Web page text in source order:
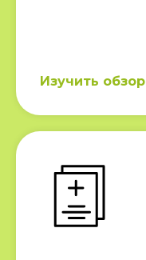
Изучить обзор